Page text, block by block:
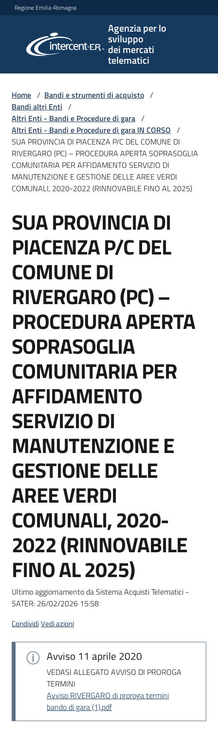
Vai al contenuto
Vai alla navigazione
Vai al footer
Regione Emilia-Romagna
Agenzia per lo
sviluppo
dei mercati
telematici
per lo
sviluppo
telematici
L'Agenzia
Bandi
e
di
acquisto
Supporto
Piattaforme
telematiche
English
site
Seguici
su
Home / Bandi e strumenti di acquisto /
Bandi altri Enti /
Altri Enti - Bandi e Procedure di gara /
Altri Enti - Bandi e Procedure di gara IN CORSO /
SUA PROVINCIA DI PIACENZA P/C DEL COMUNE DI
RIVERGARO (PC) – PROCEDURA APERTA SOPRASOGLIA
COMUNITARIA PER AFFIDAMENTO SERVIZIO DI
MANUTENZIONE E GESTIONE DELLE AREE VERDI
COMUNALI, 2020-2022 (RINNOVABILE FINO AL 2025)
Salta al contenuto
SUA PROVINCIA DI
PIACENZA P/C DEL
COMUNE DI
RIVERGARO (PC) –
PROCEDURA APERTA
SOPRASOGLIA
COMUNITARIA PER
AFFIDAMENTO
SERVIZIO DI
MANUTENZIONE E
GESTIONE DELLE
AREE VERDI
COMUNALI, 2020-
2022 (RINNOVABILE
FINO AL 2025)
Ultimo aggiornamento da Sistema Acquisti Telematici -
SATER: 26/02/2026 15:58
CondividiVedi azioni
Avviso 11 aprile 2020
VEDASI ALLEGATO AVVISO DI PROROGA
TERMINI
Avviso RIVERGARO di proroga termini
bando di gara (1).pdf